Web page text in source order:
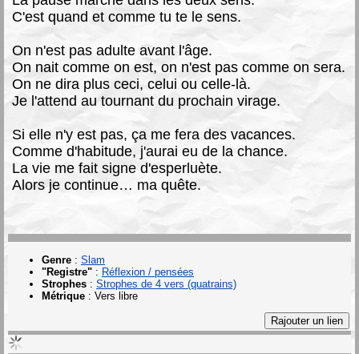
C'est quand et comme tu te le sens.
On n'est pas adulte avant l'âge.
On nait comme on est, on n'est pas comme on sera.
On ne dira plus ceci, celui ou celle-là.
Je l'attend au tournant du prochain virage.
Si elle n'y est pas, ça me fera des vacances.
Comme d'habitude, j'aurai eu de la chance.
La vie me fait signe d'esperluète.
Alors je continue… ma quête.
Genre : Slam
"Registre" : Réflexion / pensées
Strophes : Strophes de 4 vers (quatrains)
Métrique : Vers libre